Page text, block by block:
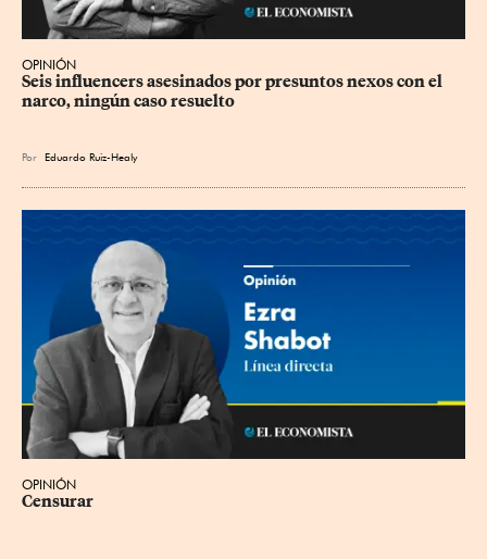
OPINIÓN
Seis influencers asesinados por presuntos nexos con el
narco, ningún caso resuelto
Por Eduardo Ruiz-Healy
OPINIÓN
Censurar